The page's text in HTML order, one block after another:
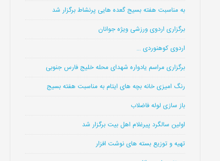
به مناسبت هفته بسیج گعده هایی پرنشاط برگزار شد
برگزاری اردوی ورزشی ویژه جوانان
اردوی کوهنوردی …
برگزاری مراسم یادواره شهدای محله خلیج فارس جنوبی
رنگ امیزی خانه بچه های ایتام به مناسبت هفته بسیج
باز سازی لوله فاضلاب
اولین سالگرد پیرغلام اهل بیت برگزار شد
تهیه و توزیع بسته های نوشت افزار